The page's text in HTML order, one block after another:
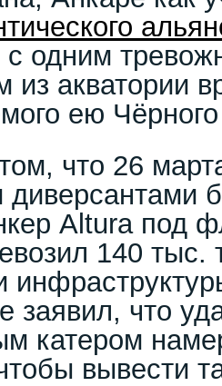
с одним
из акватории
ею
что 26
диверсантами
Altura под
140
заявил, что
катером
вывести